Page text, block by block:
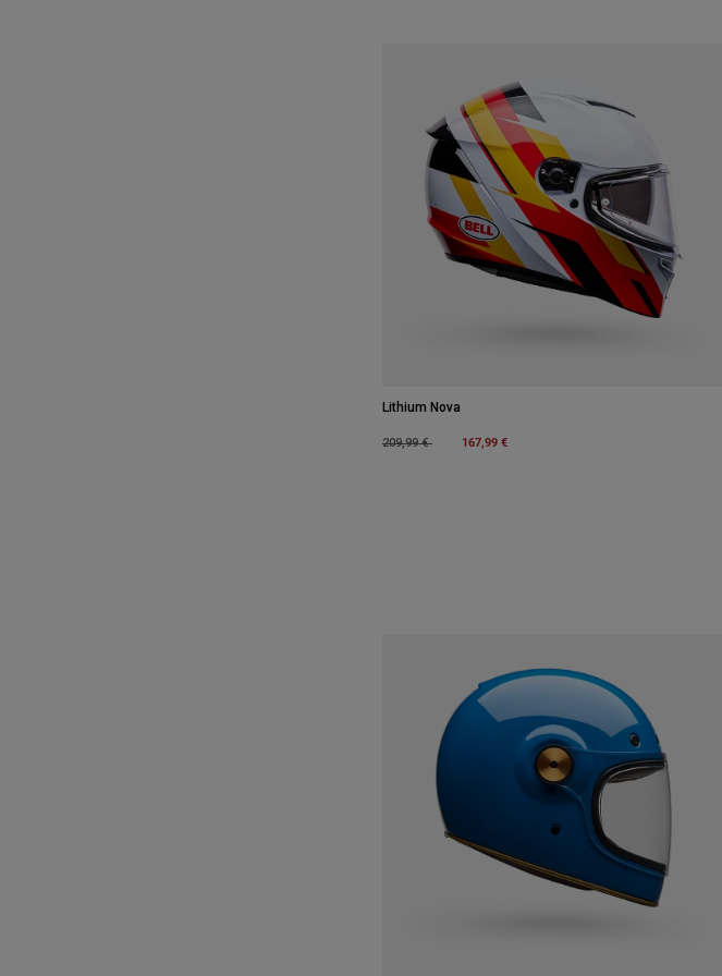
Lithium Nova
Price reduced from
209,99 € 167,99 €